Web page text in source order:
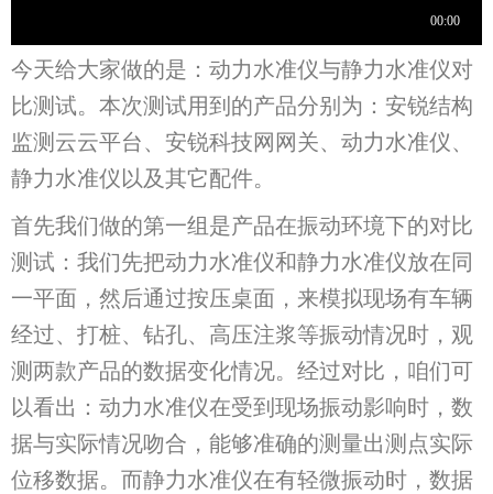
今天给大家做的是：动力水准仪与静力水准仪对
比测试。本次测试用到的产品分别为：安锐结构
监测云云平台、安锐科技网网关、动力水准仪、
静力水准仪以及其它配件。
首先我们做的第一组是产品在振动环境下的对比
测试：我们先把动力水准仪和静力水准仪放在同
一平面，然后通过按压桌面，来模拟现场有车辆
经过、打桩、钻孔、高压注浆等振动情况时，观
测两款产品的数据变化情况。经过对比，咱们可
以看出：动力水准仪在受到现场振动影响时，数
据与实际情况吻合，能够准确的测量出测点实际
位移数据。而静力水准仪在有轻微振动时，数据